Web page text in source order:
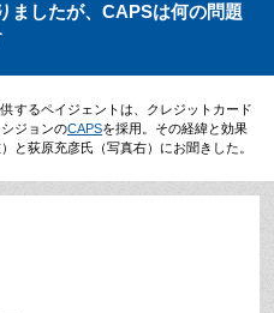
ましたが、CAPSは何の問題
するペイジェントは、クレジットカード
ジョンのCAPSを採用。その経緯と効果
荻原充彦氏（写真右）にお聞きした。